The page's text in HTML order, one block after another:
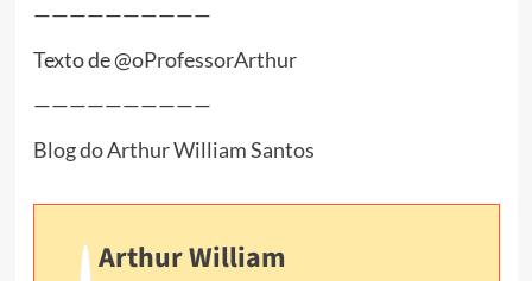
——————————
Texto de@oProfessorArthur
——————————
Blog do Arthur William Santos
Arthur William